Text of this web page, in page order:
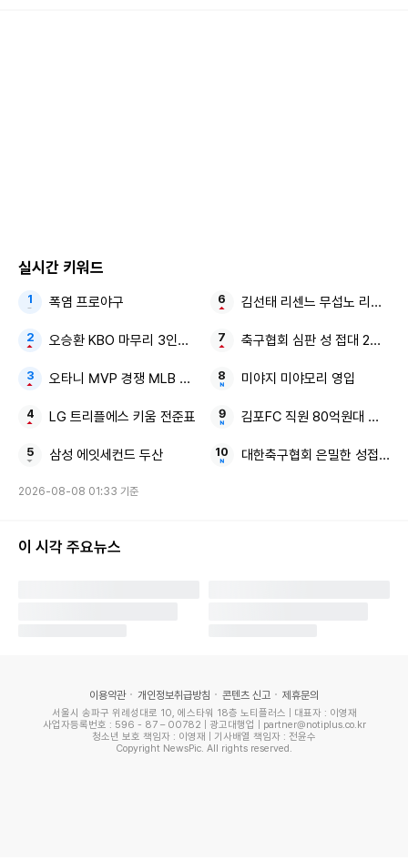
실시간 키워드
폭염 프로야구
오승환 KBO 마무리 3인방 김도영·안현민
오타니 MVP 경쟁 MLB 새 역사
LG 트리플에스 키움 전준표
삼성 에잇세컨드 두산
김선태 리센느 무섭노 리센느
축구협회 심판 성 접대 2억원대
미야지 미야모리 영입
김포FC 직원 80억원대 횡령
대한축구협회 은밀한 성접대
2026-08-08 01:33 기준
이 시각 주요뉴스
이용약관 개인정보취급방침 콘텐츠 신고 제휴문의
서울시 송파구 위례성대로 10, 에스타워 18층 노티플러스 | 대표자 : 이영재
사업자등록번호 : 596 - 87 – 00782 | 광고대행업 | partner@notiplus.co.kr
청소년 보호 책임자 : 이영재 | 기사배열 책임자 : 전윤수
Copyright NewsPic. All rights reserved.